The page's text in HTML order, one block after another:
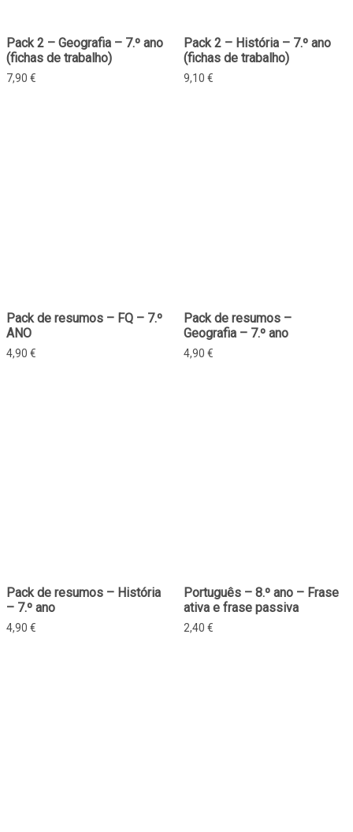
Pack 2 – Geografia – 7.º ano
(fichas de trabalho)
7,90 €
Pack 2 – História – 7.º ano
(fichas de trabalho)
9,10 €
Pack de resumos – FQ – 7.º
ANO
4,90 €
Pack de resumos –
Geografia – 7.º ano
4,90 €
Pack de resumos – História
– 7.º ano
4,90 €
Português – 8.º ano – Frase
ativa e frase passiva
2,40 €